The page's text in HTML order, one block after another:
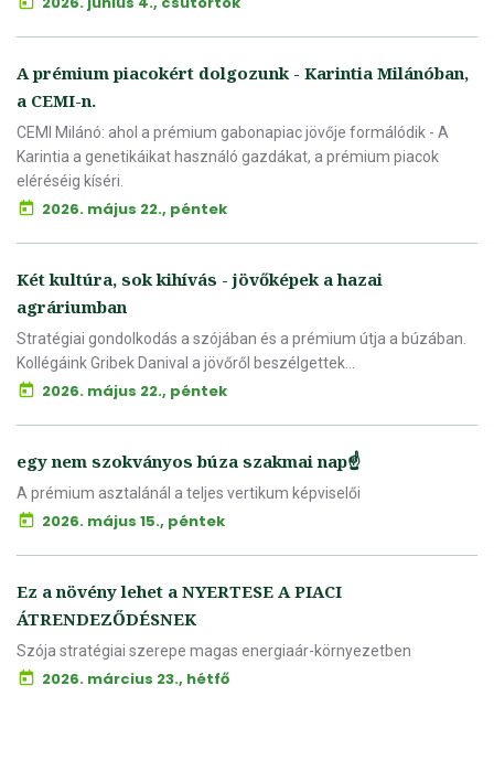
A prémium piacokért dolgozunk - Karintia Milánóban,
a CEMI-n.
CEMI Milánó: ahol a prémium gabonapiac jövője formálódik - A
Karintia a genetikáikat használó gazdákat, a prémium piacok
eléréséig kíséri.
2026. május 22., péntek
Két kultúra, sok kihívás - jövőképek a hazai
agráriumban
Stratégiai gondolkodás a szójában és a prémium útja a búzában.
Kollégáink Gribek Danival a jövőről beszélgettek...
2026. május 22., péntek
egy nem szokványos búza szakmai nap☝️
A prémium asztalánál a teljes vertikum képviselői
2026. május 15., péntek
Ez a növény lehet a NYERTESE A PIACI
ÁTRENDEZŐDÉSNEK
Szója stratégiai szerepe magas energiaár-környezetben
2026. március 23., hétfő